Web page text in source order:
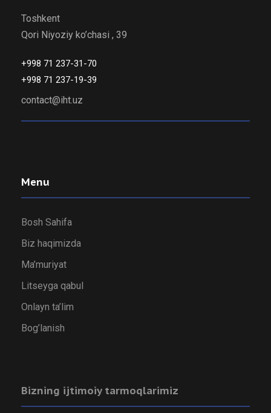
Toshkent
Qori Niyoziy ko’chasi , 39
+998 71 237-31-70
+998 71 237-19-39
contact@iht.uz
Menu
Bosh Sahifa
Biz haqimizda
Ma’muriyat
Litseyga qabul
Onlayn ta’lim
Bog’lanish
Bizning ijtimoiy tarmoqlarimiz